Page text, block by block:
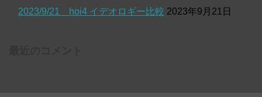
2023/9/21 hoi4 イデオロギー比較 2023年9月21日